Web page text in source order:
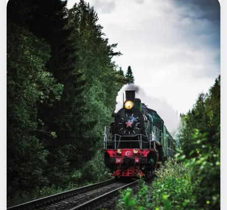
Выставки
Квесты
Экскурсии
Спорт
События
Города
Площадки
Артисты